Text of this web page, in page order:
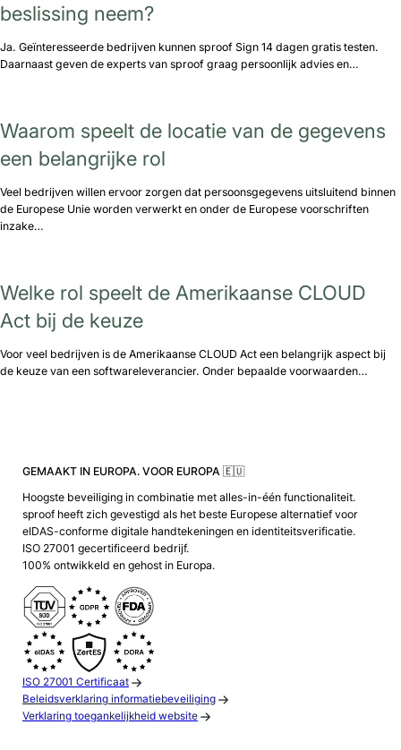
beslissing neem?
Ja. Geïnteresseerde bedrijven kunnen sproof Sign 14 dagen gratis testen.
Daarnaast geven de experts van sproof graag persoonlijk advies en…
Waarom speelt de locatie van de gegevens
een belangrijke rol
Veel bedrijven willen ervoor zorgen dat persoonsgegevens uitsluitend binnen
de Europese Unie worden verwerkt en onder de Europese voorschriften
inzake…
Welke rol speelt de Amerikaanse CLOUD
Act bij de keuze
Voor veel bedrijven is de Amerikaanse CLOUD Act een belangrijk aspect bij
de keuze van een softwareleverancier. Onder bepaalde voorwaarden…
GEMAAKT IN EUROPA. VOOR EUROPA 🇪🇺
Hoogste beveiliging in combinatie met alles-in-één functionaliteit.
sproof heeft zich gevestigd als het beste Europese alternatief voor
eIDAS-conforme digitale handtekeningen en identiteitsverificatie.
ISO 27001 gecertificeerd bedrijf.
100% ontwikkeld en gehost in Europa.
ISO 27001 Certificaat
Beleidsverklaring informatiebeveiliging
Verklaring toegankelijkheid website